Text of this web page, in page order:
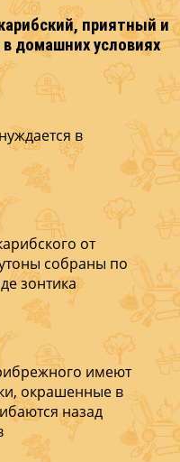
приятныйи
домашних условиях
в
от
собраны по
зонтика
имеют
окрашенные в
назад